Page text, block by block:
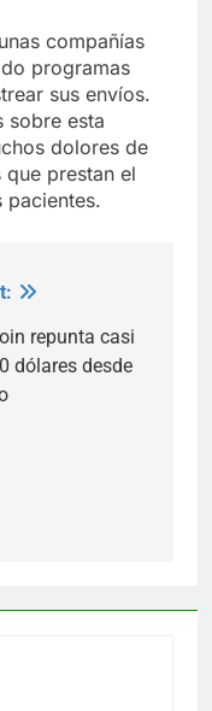
compañías
programas
sus envíos.
sobre esta
dolores de
prestan el
pacientes.
repunta casi
dólares desde